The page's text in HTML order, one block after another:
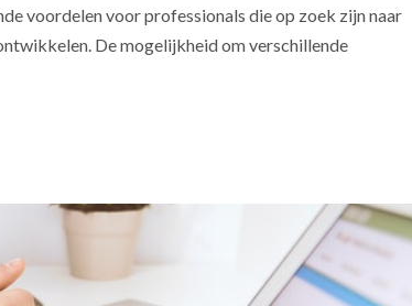
voordelen voor professionals die op zoek zijn naar
De mogelijkheid om verschillende